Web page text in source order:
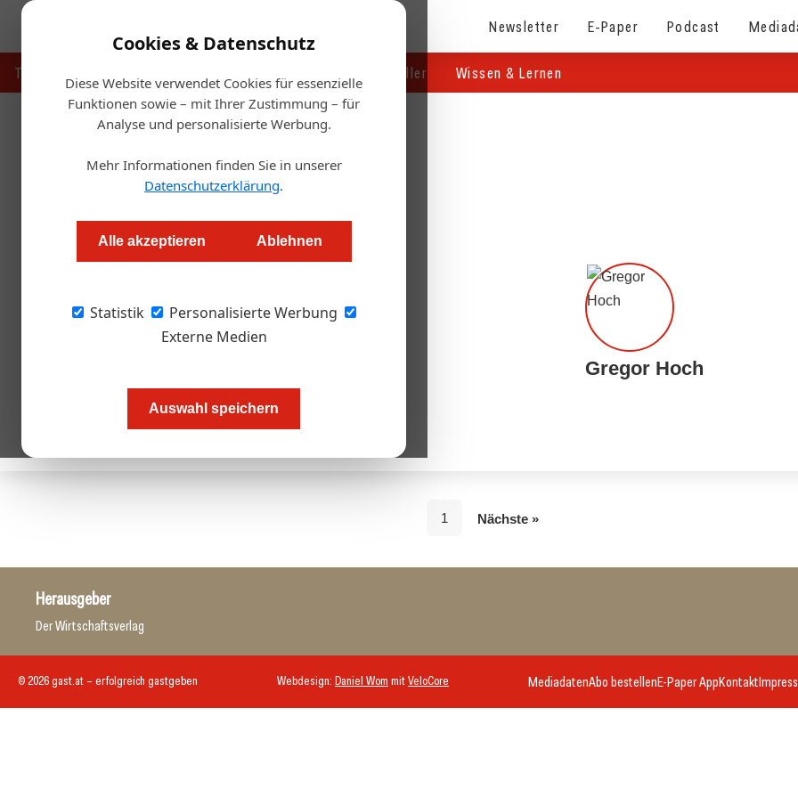
Cookies & Datenschutz
Diese Website verwendet Cookies für essenzielle
Funktionen sowie – mit Ihrer Zustimmung – für
Analyse und personalisierte Werbung.
Mehr Informationen finden Sie in unserer
Datenschutzerklärung.
Alle akzeptieren Ablehnen
Statistik
Personalisierte Werbung
Externe Medien
Auswahl speichern
Newsletter E-Paper Podcast
Touristik Handel & Hersteller Wissen & Lernen
Gastkommentar: Die Cofag das seltsame Start-up?
Gregor Hoch
1 Nächste »
Herausgeber
Der Wirtschaftsverlag
© 2026 gast.at – erfolgreich gastgeben Webdesign: Daniel Wom mitVeloCore MediadatenAbo bestellenE-Paper AppKontakt